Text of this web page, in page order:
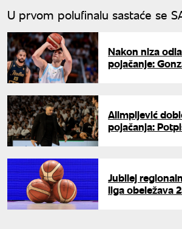
U prvom polufinalu sastaće se
Nakon niza
pojačanje:
Alimpijević
pojačanja:
Jubilej
liga obeležava